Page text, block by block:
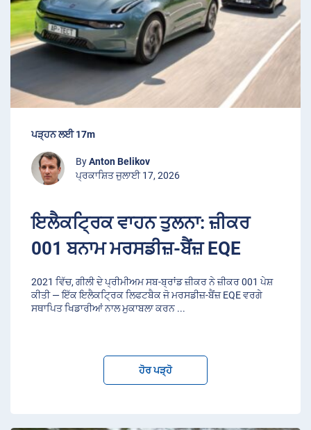
ਪੜ੍ਹਨ ਲਈ 17m
ByAnton Belikov
ਪ੍ਰਕਾਸ਼ਿਤ ਜੁਲਾਈ 17, 2026
ਇਲੈਕਟ੍ਰਿਕ ਵਾਹਨ ਤੁਲਨਾ: ਜ਼ੀਕਰ
001 ਬਨਾਮ ਮਰਸਡੀਜ਼-ਬੈਂਜ਼ EQE
2021 ਵਿੱਚ, ਗੀਲੀ ਦੇ ਪ੍ਰੀਮੀਅਮ ਸਬ-ਬ੍ਰਾਂਡ ਜ਼ੀਕਰ ਨੇ ਜ਼ੀਕਰ 001 ਪੇਸ਼
ਕੀਤੀ — ਇੱਕ ਇਲੈਕਟ੍ਰਿਕ ਲਿਫਟਬੈਕ ਜੋ ਮਰਸਡੀਜ਼-ਬੈਂਜ਼ EQE ਵਰਗੇ
ਸਥਾਪਿਤ ਖਿਡਾਰੀਆਂ ਨਾਲ ਮੁਕਾਬਲਾ ਕਰਨ ...
ਹੋਰ ਪੜ੍ਹੋ